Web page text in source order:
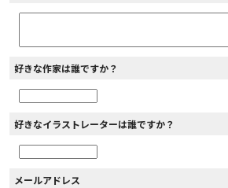
好きな作家は誰ですか？
好きなイラストレーターは誰ですか？
メールアドレス